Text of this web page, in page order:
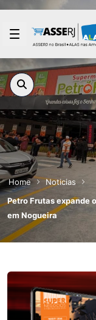
Saltar al contenido
Home
Noticias
Petro Frutas expande
em Nogueira